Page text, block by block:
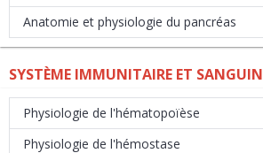
Anatomie et physiologie du pancréas
SYSTÈME IMMUNITAIRE ET SANGUIN
Physiologie de l'hématopoïèse
Physiologie de l'hémostase